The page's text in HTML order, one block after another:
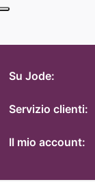
Su Jode:
Servizio clienti:
Il mio account: